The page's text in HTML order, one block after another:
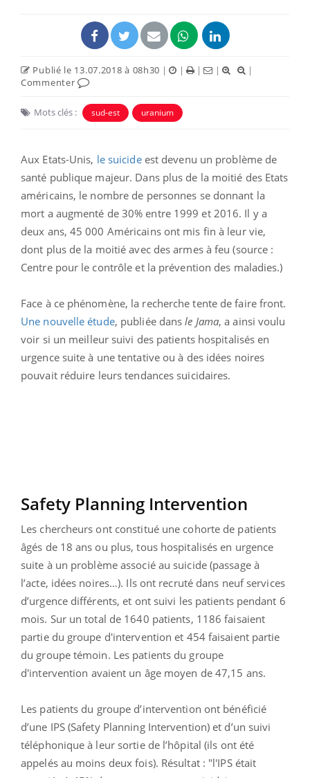
Publié le 13.07.2018 à 08h30 | | | |
|
Commenter
Mots clés : sud-est uranium
Aux Etats-Unis, le suicideest devenu un problème de
santé publique majeur. Dans plus de la moitié des Etats
américains, le nombre de personnes se donnant la
mort a augmenté de 30% entre 1999 et 2016. Il y a
deux ans, 45 000 Américains ont mis fin à leur vie,
dont plus de la moitié avec des armes à feu (source :
Centre pour le contrôle et la prévention des maladies.)
Face à ce phénomène, la recherche tente de faire front.
Une nouvelle étude, publiée dansle Jama, a ainsi voulu
voir si un meilleur suivi des patients hospitalisés en
urgence suite à une tentative ou à des idées noires
pouvait réduire leurs tendances suicidaires.
Safety Planning Intervention
Les chercheurs ont constitué une cohorte de patients
âgés de 18 ans ou plus, tous hospitalisés en urgence
suite à un problème associé au suicide (passage à
l’acte, idées noires…). Ils ont recruté dans neuf services
d’urgence différents, et ont suivi les patients pendant 6
mois. Sur un total de 1640 patients, 1186 faisaient
partie du groupe d'intervention et 454 faisaient partie
du groupe témoin. Les patients du groupe
d'intervention avaient un âge moyen de 47,15 ans.
Les patients du groupe d’intervention ont bénéficié
d’une IPS (Safety Planning Intervention) et d’un suivi
téléphonique à leur sortie de l’hôpital (ils ont été
appelés au moins deux fois). Résultat : "l'IPS était